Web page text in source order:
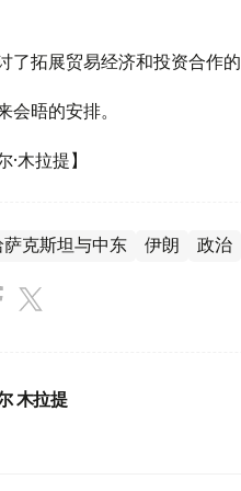
了拓展贸易经济和投资合作
会晤的安排。
·木拉提】
萨克斯坦与中东 伊朗 政治
木拉提